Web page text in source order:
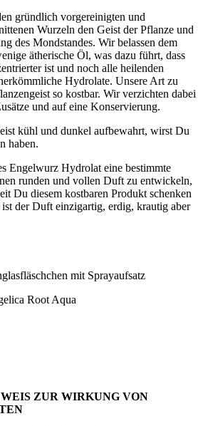
gründlich vorgereinigten und
Wurzeln den Geist der Pflanze und
des Mondstandes. Wir belassen dem
ätherische Öl, was dazu führt, dass
ist und noch alle heilenden
Hydrolate. Unsere Art zu
so kostbar. Wir verzichten dabei
und auf eine Konservierung.
kühl und dunkel aufbewahrt, wirst Du
haben.
Engelwurz Hydrolat eine bestimmte
runden und vollen Duft zu entwickeln,
Du diesem kostbaren Produkt schenken
der Duft einzigartig, erdig, krautig aber
mit Sprayaufsatz
Root Aqua
ZUR WIRKUNG VON